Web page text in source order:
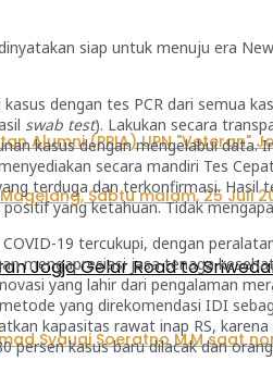
Jogja Gelar Road to
siap untuk menuju era
dengan tes PCR dari semua
swab test). Lakukan secara
kasus dengan mengelabui
secara mandiri Tes
terduga dan terkonfirmasi.
yang ketahuan. Tidak
19 tercukupi, dengan
mengapresiasi jasa tenaga
yang lahir dari pengalaman
yang direkomendasi IDI
kapasitas rawat inap RS,
persen kasus baru dilacak dan